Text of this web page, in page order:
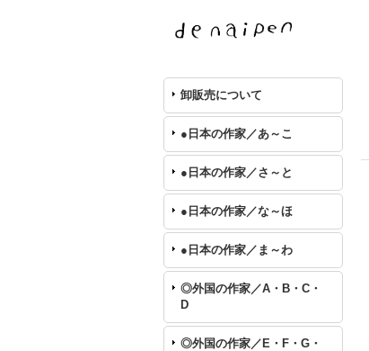
卸販売について
●日本の作家／あ～こ
●日本の作家／さ～と
●日本の作家／な～ほ
●日本の作家／ま～わ
◎外国の作家／A・B・C・
D
◎外国の作家／E・F・G・